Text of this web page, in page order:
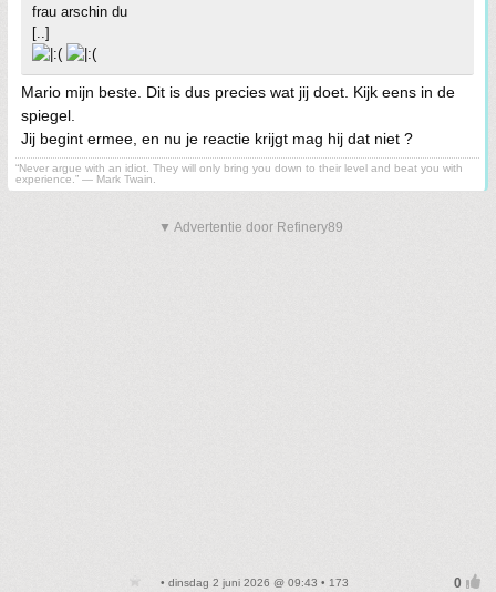
frau arschin du
[..]
Mario mijn beste. Dit is dus precies wat jij doet. Kijk eens in de
spiegel.
Jij begint ermee, en nu je reactie krijgt mag hij dat niet ?
“Never argue with an idiot. They will only bring you down to their level and beat you with
experience.” ― Mark Twain.
▼ Advertentie door Refinery89
• dinsdag 2 juni 2026 @ 09:43 • 173